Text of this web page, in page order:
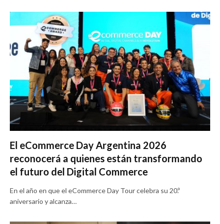
El eCommerce Day Argentina 2026
reconocerá a quienes están transformando
el futuro del Digital Commerce
En el año en que el eCommerce Day Tour celebra su 20.º
aniversario y alcanza…